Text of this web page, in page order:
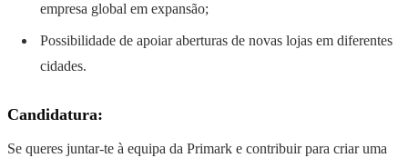
empresa global em expansão;
Possibilidade de apoiar aberturas de novas lojas em diferentes
cidades.
Candidatura:
Se queres juntar-te à equipa da Primark e contribuir para criar uma